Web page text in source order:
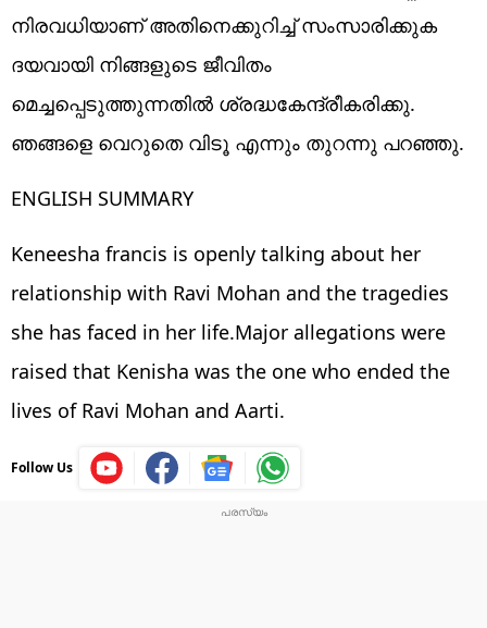
നിരവധിയാണ് അതിനെക്കുറിച്ച് സംസാരിക്കുക
ദയവായി നിങ്ങളുടെ ജീവിതം
മെച്ചപ്പെടുത്തുന്നതിൽ ശ്രദ്ധകേന്ദ്രീകരിക്കു.
ഞങ്ങളെ വെറുതെ വിടൂ എന്നും തുറന്നു പറഞ്ഞു.
ENGLISH SUMMARY
Keneesha francis is openly talking about her
relationship with Ravi Mohan and the tragedies
she has faced in her life.Major allegations were
raised that Kenisha was the one who ended the
lives of Ravi Mohan and Aarti.
Follow Us